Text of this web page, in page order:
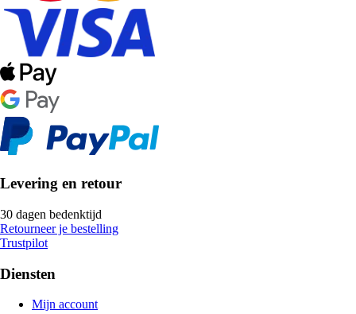
Levering en retour
30 dagen bedenktijd
Retourneer je bestelling
Trustpilot
Diensten
Mijn account